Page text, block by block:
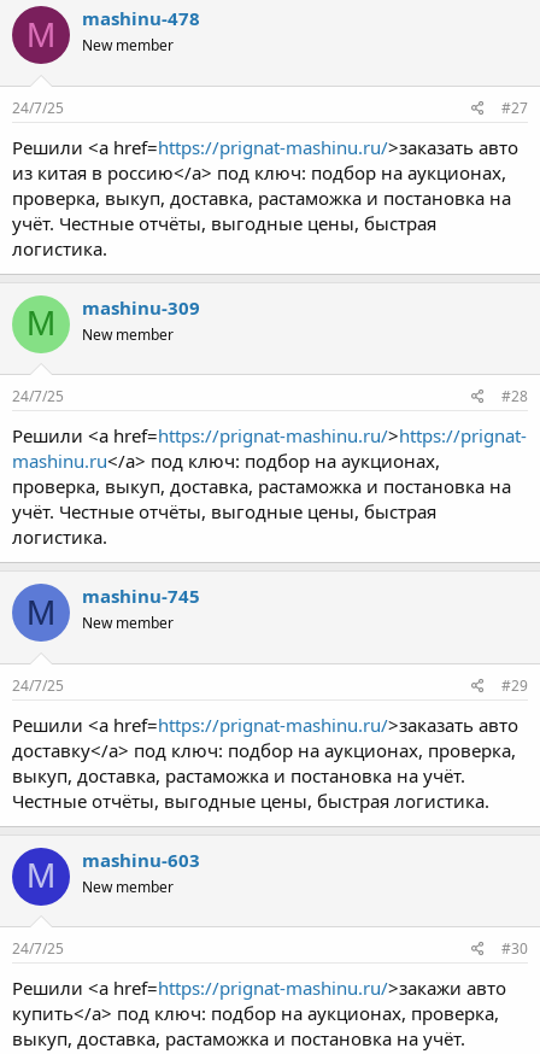
M mashinu-478
New member
24/7/25 #27
Решили <a href=https://prignat-mashinu.ru/>заказать авто
из китая в россию</a> под ключ: подбор на аукционах,
проверка, выкуп, доставка, растаможка и постановка на
учёт. Честные отчёты, выгодные цены, быстрая
логистика.
M mashinu-309
New member
24/7/25 #28
Решили <a href=https://prignat-mashinu.ru/>https://prignat-
mashinu.ru</a> под ключ: подбор на аукционах,
проверка, выкуп, доставка, растаможка и постановка на
учёт. Честные отчёты, выгодные цены, быстрая
логистика.
M mashinu-745
New member
24/7/25 #29
Решили <a href=https://prignat-mashinu.ru/>заказать авто
доставку</a> под ключ: подбор на аукционах, проверка,
выкуп, доставка, растаможка и постановка на учёт.
Честные отчёты, выгодные цены, быстрая логистика.
M mashinu-603
New member
24/7/25 #30
Решили <a href=https://prignat-mashinu.ru/>закажи авто
купить</a> под ключ: подбор на аукционах, проверка,
выкуп, доставка, растаможка и постановка на учёт.